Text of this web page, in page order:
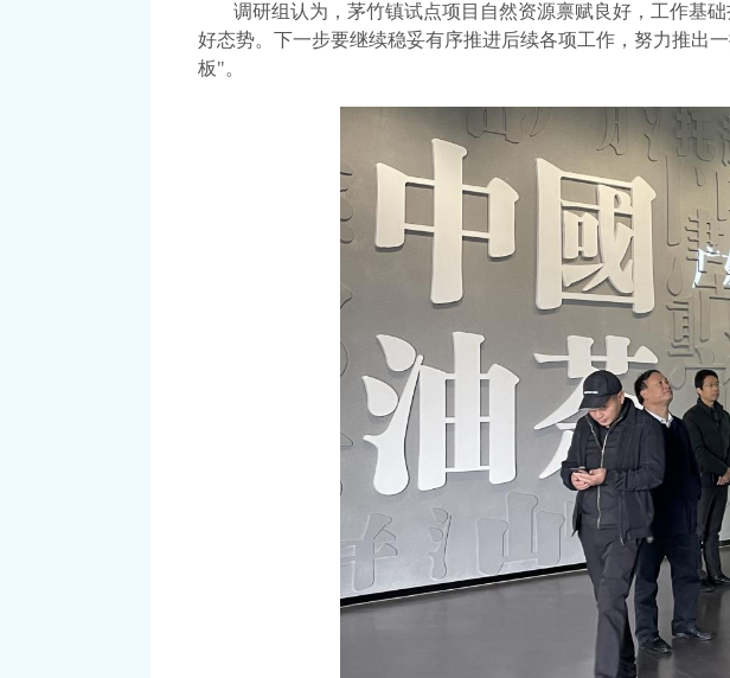
调研组认为 ，茅竹镇试点项目自然资源禀赋良好，工作基
好态势。下一步要继续稳妥有序推进后续各项工作， 努力推出
板"。